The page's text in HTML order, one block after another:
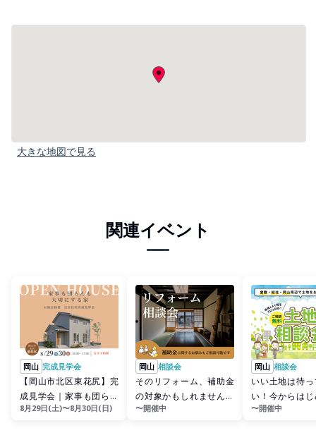
大きな地図で見る
関連イベント
岡山 完成見学会
【岡山市北区東花尻】完
成見学会｜家事も団らん
も大切にする家
8月29日(土)〜8月30日(日)
岡山 相談会
そのリフォーム、補助金
の対象かもしれません！
相談お気軽に｜無料リフ
〜開催中
岡山 相談会
いい土地は待
い！今からは
探し｜無料土
〜開催中